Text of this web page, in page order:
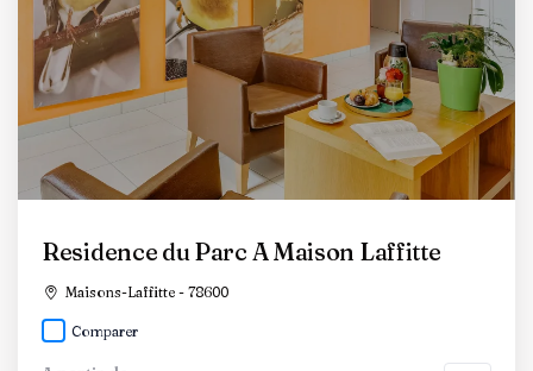
Residence du Parc A Maison Laffitte
Maisons-Laffitte - 78600
Comparer